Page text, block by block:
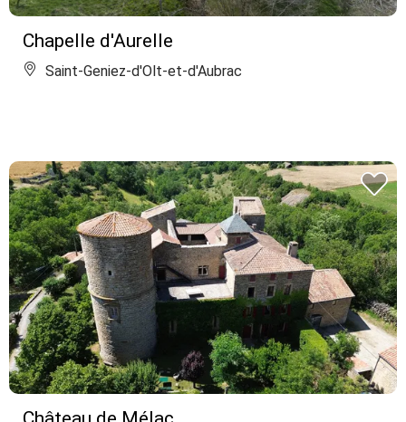
Chapelle d'Aurelle
Saint-Geniez-d'Olt-et-d'Aubrac